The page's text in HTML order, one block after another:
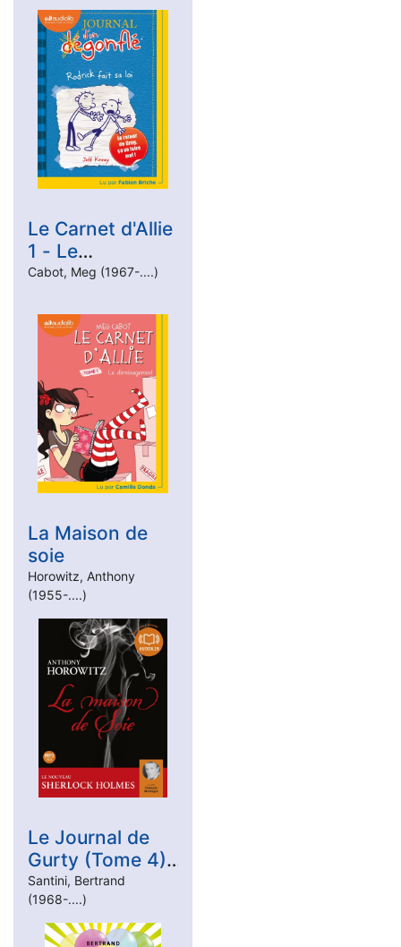
Le Carnet d'Allie
1 - Le
Déménagement
Cabot, Meg (1967-....)
La Maison de
soie
Horowitz, Anthony
(1955-....)
Le Journal de
Gurty (Tome 4)
- Printemps de
chien
Santini, Bertrand
(1968-....)